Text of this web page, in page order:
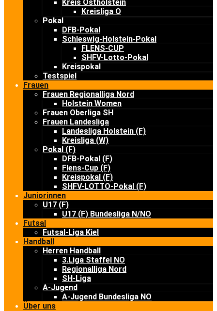
Kreis Ostholstein
Kreisliga O
Pokal
DFB-Pokal
Schleswig-Holstein-Pokal
FLENS-CUP
SHFV-Lotto-Pokal
Kreispokal
Testspiel
Frauen
Frauen Regionalliga Nord
Holstein Women
Frauen Oberliga SH
Frauen Landesliga
Landesliga Holstein (F)
Kreisliga (W)
Pokal (F)
DFB-Pokal (F)
Flens-Cup (F)
Kreispokal (F)
SHFV-LOTTO-Pokal (F)
Juniorinnen
U17 (F)
U17 (F) Bundesliga N/NO
Futsal
Futsal-Liga Kiel
Handball
Herren Handball
3.Liga Staffel NO
Regionalliga Nord
SH-Liga
A-Jugend
A-Jugend Bundesliga NO
Über uns